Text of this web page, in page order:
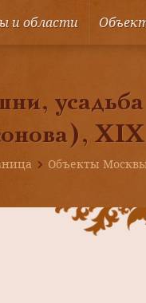
и области
XIX
Объекты